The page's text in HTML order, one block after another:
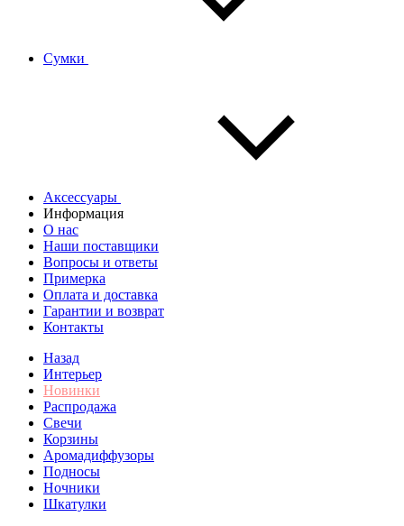
Сумки
Аксессуары
Информация
О нас
Наши поставщики
Вопросы и ответы
Примерка
Оплата и доставка
Гарантии и возврат
Контакты
Назад
Интерьер
Новинки
Распродажа
Свечи
Корзины
Аромадиффузоры
Подносы
Ночники
Шкатулки